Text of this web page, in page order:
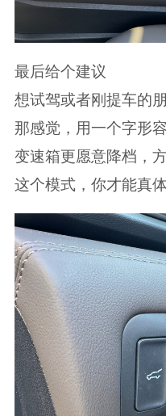
最后给个建议
想试驾或者刚提车的
那感觉，用一个字形
变速箱更愿意降档，
这个模式，你才能真